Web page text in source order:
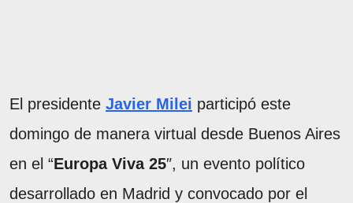
El presidente Javier Milei participó este
domingo de manera virtual desde Buenos Aires
en el “Europa Viva 25″, un evento político
desarrollado en Madrid y convocado por el